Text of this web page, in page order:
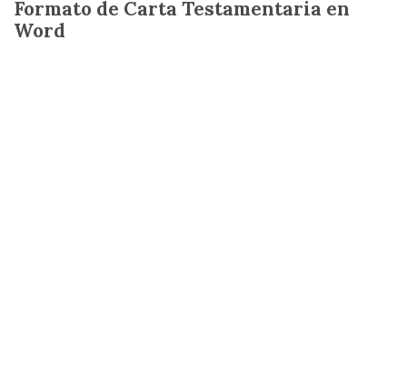
Formato de Carta Testamentaria en
Word